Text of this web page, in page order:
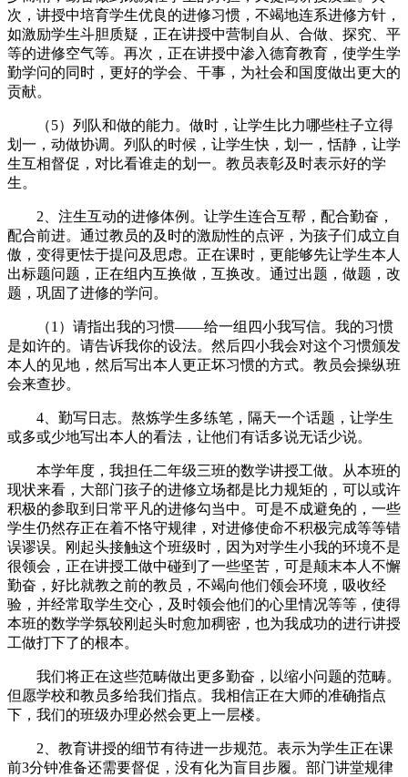
次，讲授中培育学生优良的进修习惯，不竭地连系进修方针，
如激励学生斗胆质疑，正在讲授中营制自从、合做、探究、平
等的进修空气等。再次，正在讲授中渗入德育教育，使学生学
勤学问的同时，更好的学会、干事，为社会和国度做出更大的
贡献。
（5）列队和做的能力。做时，让学生比力哪些柱子立得
划一，动做协调。列队的时候，让学生快，划一，恬静，让学
生互相督促，对比看谁走的划一。教员表彰及时表示好的学
生。
2、注生互动的进修体例。让学生连合互帮，配合勤奋，
配合前进。通过教员的及时的激励性的点评，为孩子们成立自
傲，变得更怯于提问及思虑。正在课时，更能够先让学生本人
出标题问题，正在组内互换做，互换改。通过出题，做题，改
题，巩固了进修的学问。
（1）请指出我的习惯——给一组四小我写信。我的习惯
是如许的。请告诉我你的设法。然后四小我会对这个习惯颁发
本人的见地，然后写出本人更正坏习惯的方式。教员会操纵班
会来查抄。
4、勤写日志。熬炼学生多练笔，隔天一个话题，让学生
或多或少地写出本人的看法，让他们有话多说无话少说。
本学年度，我担任二年级三班的数学讲授工做。从本班的
现状来看，大部门孩子的进修立场都是比力规矩的，可以或许
积极的参取到日常平凡的进修勾当中。可是不成避免的，一些
学生仍然存正在着不恪守规律，对进修使命不积极完成等等错
误谬误。刚起头接触这个班级时，因为对学生小我的环境不是
很领会，正在讲授工做中碰到了一些坚苦，可是颠末本人不懈
勤奋，好比就教之前的教员，不竭向他们领会环境，吸收经
验，并经常取学生交心，及时领会他们的心里情况等等，使得
本班的数学学氛较刚起头时愈加稠密，也为我成功的进行讲授
工做打下了的根本。
我们将正在这些范畴做出更多勤奋，以缩小问题的范畴。
但愿学校和教员多给我们指点。我相信正在大师的准确指点
下，我们的班级办理必然会更上一层楼。
2、教育讲授的细节有待进一步规范。表示为学生正在课
前3分钟准备还需要督促，没有化为盲目步履。部门讲堂规律